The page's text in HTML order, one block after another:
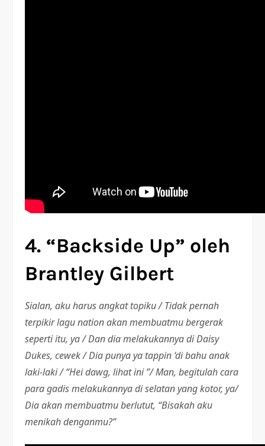
4. “Backside Up” oleh
Brantley Gilbert
Sialan, aku harus angkat topiku / Tidak pernah
terpikir lagu nation akan membuatmu bergerak
seperti itu, ya / Dan dia melakukannya di Daisy
Dukes, cewek / Dia punya ya tappin ‘di bahu anak
laki-laki / “Hei dawg, lihat ini ”/ Man, begitulah cara
para gadis melakukannya di selatan yang kotor, ya/
Dia akan membuatmu berlutut, “Bisakah aku
menikah denganmu?”